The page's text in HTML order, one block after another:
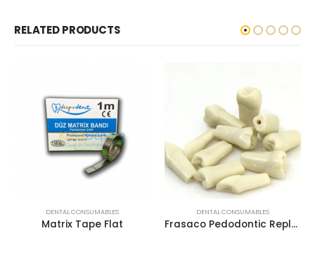
RELATED PRODUCTS
DENTAL CONSUMABLES
DENTAL CONSUMABLES
Plaster Knife Plastic